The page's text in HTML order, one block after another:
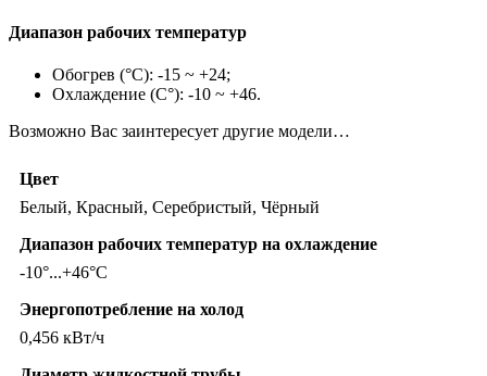
Диапазон рабочих температур
Обогрев (°С): -15 ~ +24;
Охлаждение (С°): -10 ~ +46.
Возможно Вас заинтересует другие модели…
Цвет
Белый, Красный, Серебристый, Чёрный
Диапазон рабочих температур на охлаждение
-10°...+46°C
Энергопотребление на холод
0,456 кВт/ч